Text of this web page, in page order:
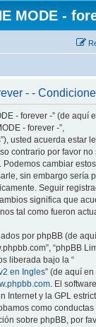
MODE -
- -
- forever -” (de aquí
- forever -”,
usted acuerda estar
contrario por favor no
Podemos cambiar
sin embargo sería
Seguir
significa que
tal como fueron
por phpBB (de
“phpBB
liberada bajo la “
en Ingles” (de aquí en
. El
Internet y la GPL
como
sobre phpBB, por